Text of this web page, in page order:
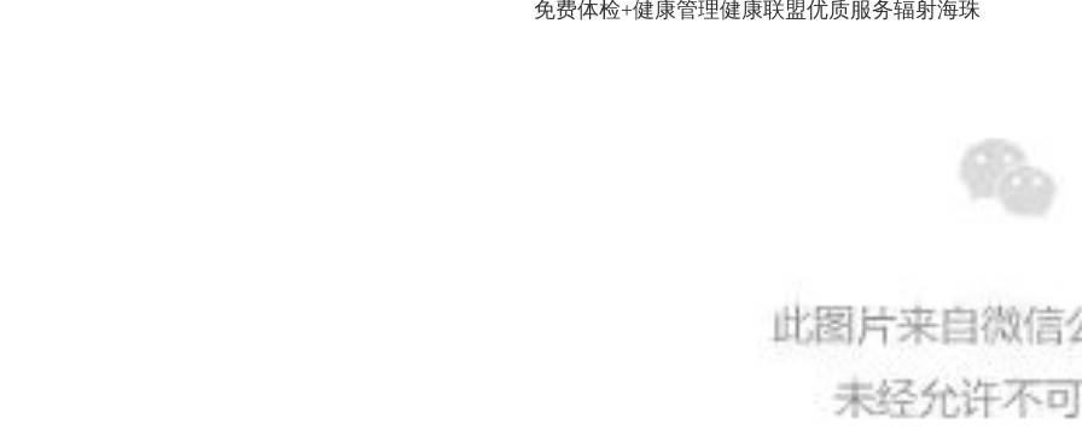
免费体检+健康管理健康联盟优质服务辐射海珠